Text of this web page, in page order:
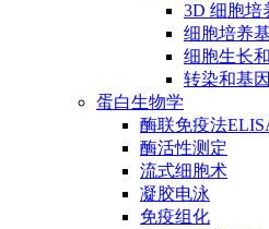
3D 细胞培
细胞培养
细胞生长
转染和基
蛋白生物学
酶联免疫法
酶活性测定
流式细胞术
凝胶电泳
免疫组化